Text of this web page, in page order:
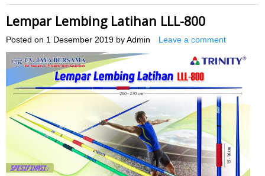
Lempar Lembing Latihan LLL-800
Posted on 1 Desember 2019 by Admin Leave a comment